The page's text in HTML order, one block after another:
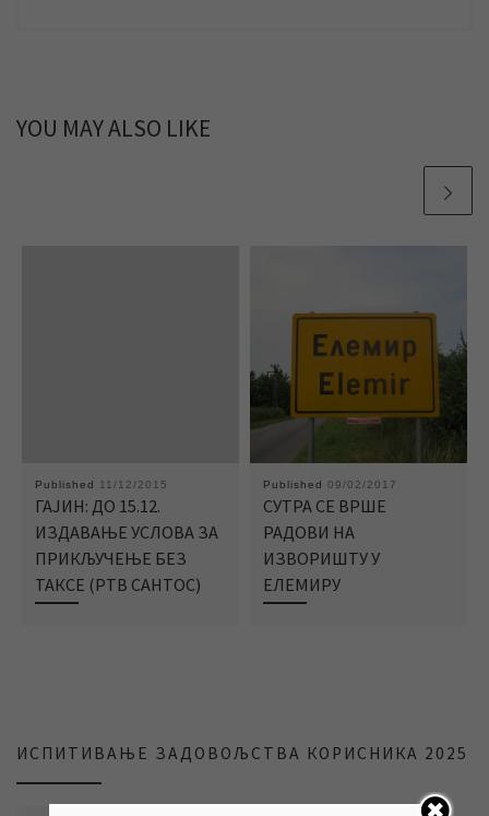
YOU MAY ALSO LIKE
Published 11/12/2015
ГАЈИН: ДО 15.12.
ИЗДАВАЊЕ УСЛОВА ЗА
ПРИКЉУЧЕЊЕ БЕЗ
ТАКСЕ (РТВ САНТОС)
Published 09/02/2017
СУТРА СЕ ВРШЕ
РАДОВИ НА
ИЗВОРИШТУ У
ЕЛЕМИРУ
ИСПИТИВАЊЕ ЗАДОВОЉСТВА КОРИСНИКА 2025